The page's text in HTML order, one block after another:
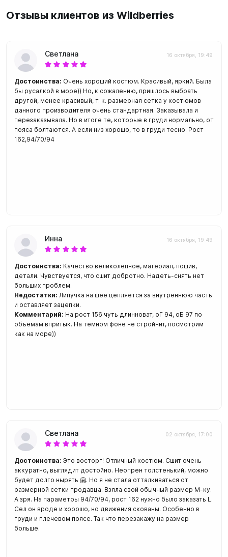
Отзывы клиентов из Wildberries
Светлана 16 октября, 19:49
Достоинства: Очень хороший костюм. Красивый, яркий. Была
бы русалкой в море)) Но, к сожалению, пришлось выбрать
другой, менее красивый, т. к. размерная сетка у костюмов
данного производителя очень стандартная. Заказывала и
перезаказывала. Но в итоге те, которые в груди нормально, от
пояса болтаются. А если низ хорошо, то в груди тесно. Рост
162,94/70/94
Инна 16 октября, 19:49
Достоинства: Качество великолепное, материал, пошив,
детали. Чувствуется, что сшит добротно. Надеть-снять нет
больших проблем.
Недостатки: Липучка на шее цепляется за внутреннюю часть
и оставляет зацепки.
Комментарий: На рост 156 чуть длинноват, оГ 94, оБ 97 по
объемам впритык. На темном фоне не стройнит, посмотрим
как на море))
Светлана 02 октября, 17:00
Достоинства: Это восторг! Отличный костюм. Сшит очень
аккуратно, выглядит достойно. Неопрен толстенький, можно
будет долго нырять 🤗. Но я не стала отталкиваться от
размерной сетки продавца. Взяла свой обычный размер М-ку.
А зря. На параметры 94/70/94, рост 162 нужно было заказать L.
Сел он вроде и хорошо, но движения скованы. Особенно в
груди и плечевом поясе. Так что перезакажу на размер
больше.